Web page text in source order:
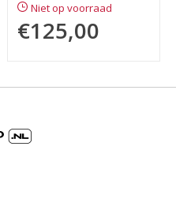
Niet op voorraad
€125,00